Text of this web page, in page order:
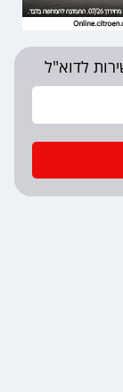
לדוא"ל